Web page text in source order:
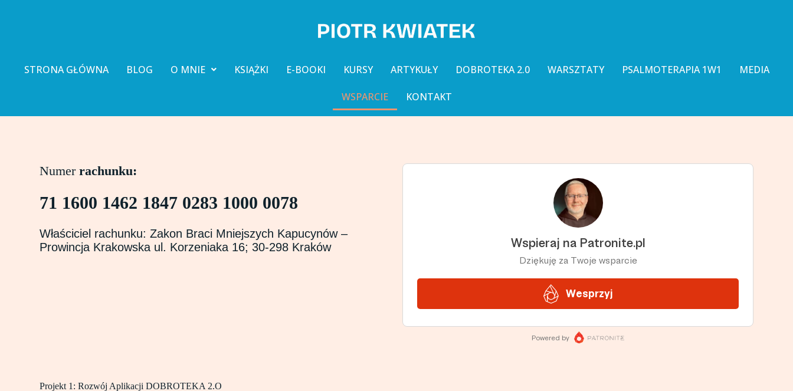
r
STRONA GŁÓWNA BLOG O MNIE KSIĄŻKI E-BOOKI KURSY ARTYKUŁY DOBROTEKA 2.0 WARSZTATY PSALMOTERAPIA 1W1 MEDIA
WSPARCIE KONTAKT
Numerrachunku:
71 1600 1462 1847 0283 1000 0078
Właściciel rachunku:Zakon Braci Mniejszych Kapucynów –
Prowincja Krakowska ul. Korzeniaka 16; 30-298 Kraków
Projekt 1: Rozwój Aplikacji DOBROTEKA 2.O